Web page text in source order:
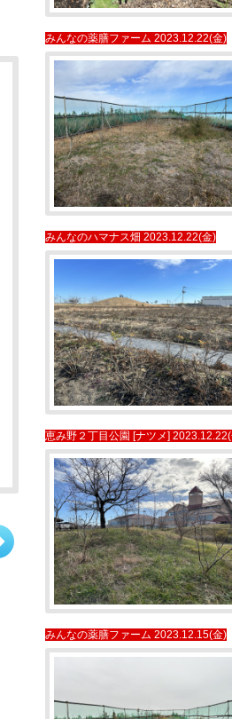
みんなの薬膳ファーム 2023.12.22(金)
みんなのハマナス畑 2023.12.22(金)
恵み野２丁目公園 [ナツメ]
みんなの薬膳ファーム 2023.12.15(金)